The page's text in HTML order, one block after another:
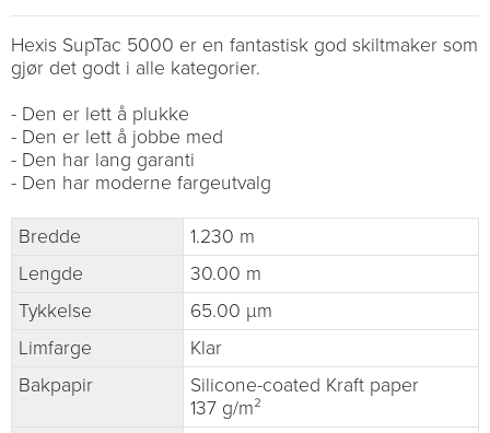
Hexis SupTac 5000 er en fantastisk god skiltmaker som
gjør det godt i alle kategorier.
- Den er lett å plukke
- Den er lett å jobbe med
- Den har lang garanti
- Den har moderne fargeutvalg
Bredde
1.230 m
Lengde
30.00 m
Tykkelse
65.00 µm
Limfarge
Klar
Bakpapir
Silicone-coated Kraft paper
137 g/m²